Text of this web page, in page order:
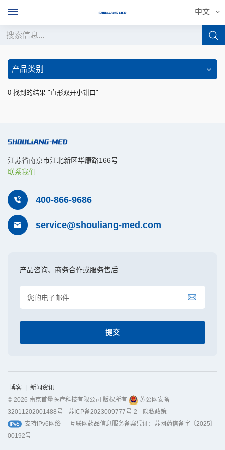
中文
中文
English
产品类别
0 找到的结果 "直形双开小钳口"
江苏省南京市江北新区华康路166号
联系我们
400-866-9686
service@shouliang-med.com
产品咨询、商务合作或服务售后
博客 | 新闻资讯
© 2026 南京首量医疗科技有限公司 版权所有
苏公网安备
32011202001488号
苏ICP备2023009777号-2
隐私政策
支持IPv6网络
互联网药品信息服务备案凭证：苏网药信备字〔2025〕
00192号